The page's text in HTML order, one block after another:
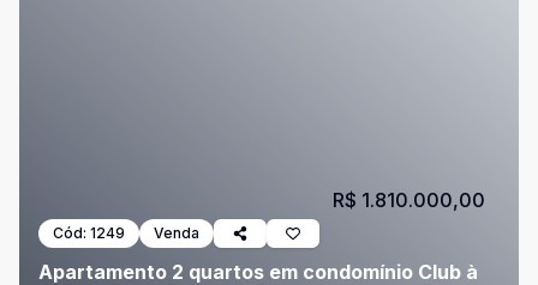
Cód: 1249 Venda
Apartamento 2 quartos em condomínio Club à
R$ 1.810.000,00